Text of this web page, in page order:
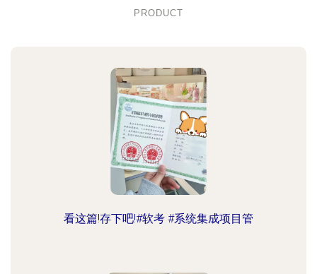
PRODUCT
看这篇!存下吧!#软考 #系统集成项目管